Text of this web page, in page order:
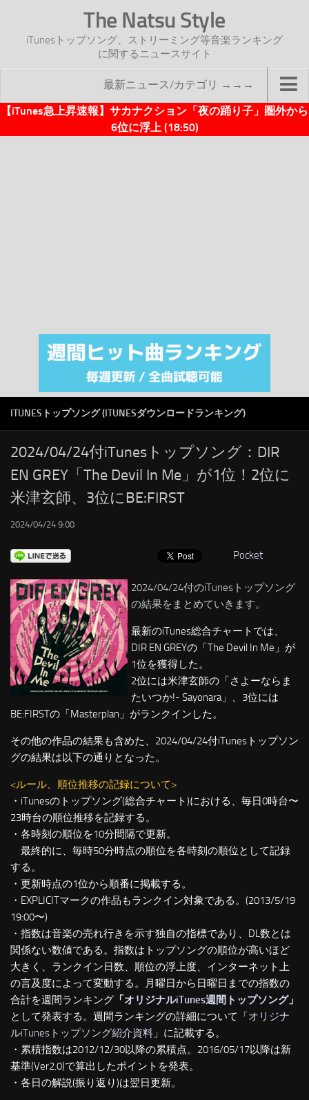
The Natsu Style
iTunesトップソング、ストリーミング等音楽ランキング
に関するニュースサイト
最新ニュース/カテゴリ →→→
TOP
注目カテゴリ
オリジナルiTunes週間トップソング
RSS
LINKS
【iTunes急上昇速報】サカナクション「夜の踊り子」圏外から
6位に浮上 (18:50)
ITUNESトップソング (ITUNESダウンロードランキング)
2024/04/24付iTunesトップソング：DIR
EN GREY「The Devil In Me」が1位！2位に
米津玄師、3位にBE:FIRST
2024/04/24 9:00
Pocket
2024/04/24付のiTunesトップソング
の結果をまとめていきます。
最新のiTunes総合チャートでは、
DIR EN GREYの「The Devil In Me」が
1位を獲得した。
2位には米津玄師の「さよーならま
たいつか!- Sayonara」、3位には
BE:FIRSTの「Masterplan」がランクインした。
その他の作品の結果も含めた、2024/04/24付iTunesトップソン
グの結果は以下の通りとなった。
<ルール、順位推移の記録について>
・iTunesのトップソング(総合チャート)における、毎日0時台〜
23時台の順位推移を記録する。
・各時刻の順位を10分間隔で更新。
最終的に、毎時50分時点の順位を各時刻の順位として記録
する。
・更新時点の1位から順番に掲載する。
・EXPLICITマークの作品もランクイン対象である。(2013/5/19
19:00〜)
・指数は音楽の売れ行きを示す独自の指標であり、DL数とは
関係ない数値である。指数はトップソングの順位が高いほど
大きく、ランクイン日数、順位の浮上度、インターネット上
の言及度によって変動する。月曜日から日曜日までの指数の
合計を週間ランキング 「オリジナルiTunes週間トップソング」
として発表する。週間ランキングの詳細について「オリジナ
ルiTunesトップソング紹介資料 」に記載する。
・累積指数は2012/12/30以降の累積点。2016/05/17以降は新
基準(Ver2.0)で算出したポイントを発表。
・各日の解説(振り返り)は翌日更新。